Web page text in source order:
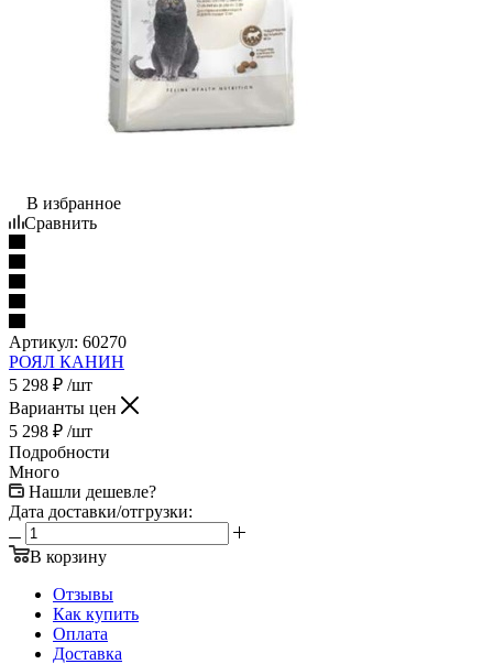
В избранное
Сравнить
Артикул: 60270
РОЯЛ КАНИН
5 298 ₽ /шт
Варианты цен
5 298 ₽ /шт
Подробности
Много
Нашли дешевле?
Дата доставки/отгрузки:
В корзину
Отзывы
Как купить
Оплата
Доставка